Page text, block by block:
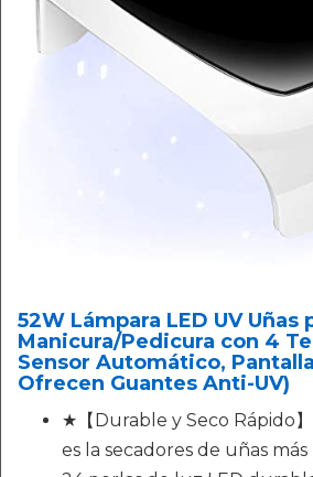
52W Lámpara LED UV Uñas
Manicura/Pedicura con 4
Sensor Automático,
Ofrecen Guantes Anti-UV)
★【Durable y Seco Rápido
es la secadores de uñas